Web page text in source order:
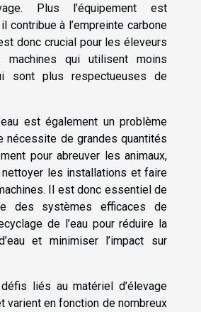
Plus l’équipement est
contribue à l’empreinte carbone
donc crucial pour les éleveurs
qui utilisent moins
sont plus respectueuses de
est également un problème
nécessite de grandes quantités
pour abreuver les animaux,
les installations et faire
Il est donc essentiel de
des systèmes efficaces de
de l’eau pour réduire la
et minimiser l’impact sur
liés au matériel d’élevage
varient en fonction de nombreux